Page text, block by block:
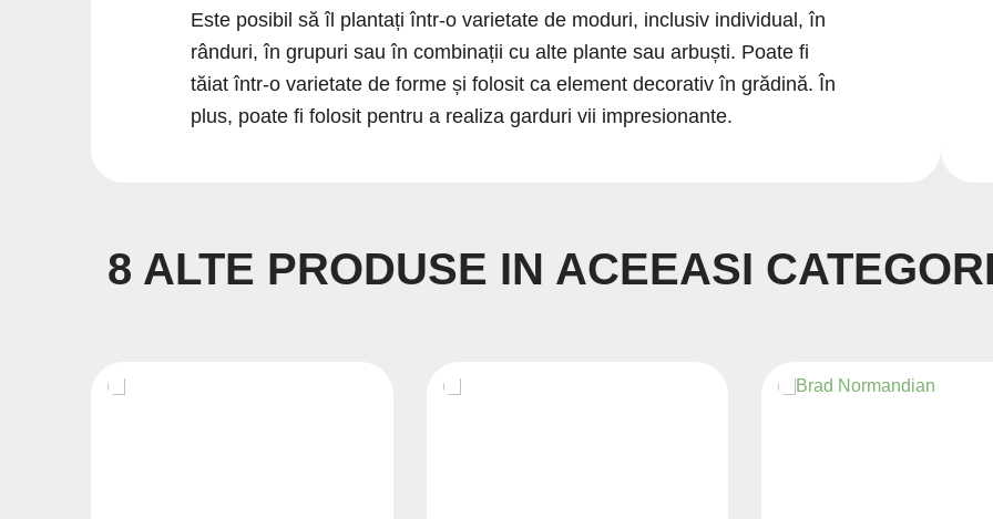
Este posibil să îl plantați într-o varietate de moduri, inclusiv individual, în
rânduri, în grupuri sau în combinații cu alte plante sau arbuști. Poate fi
tăiat într-o varietate de forme și folosit ca element decorativ în grădină. În
plus, poate fi folosit pentru a realiza garduri vii impresionante.
8 ALTE PRODUSE IN ACEEASI